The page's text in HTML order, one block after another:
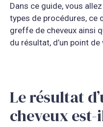
Dans ce guide, vous
types de procédures, ce
greffe de cheveux ainsi
du résultat, d’un point de
Le résultat
cheveux